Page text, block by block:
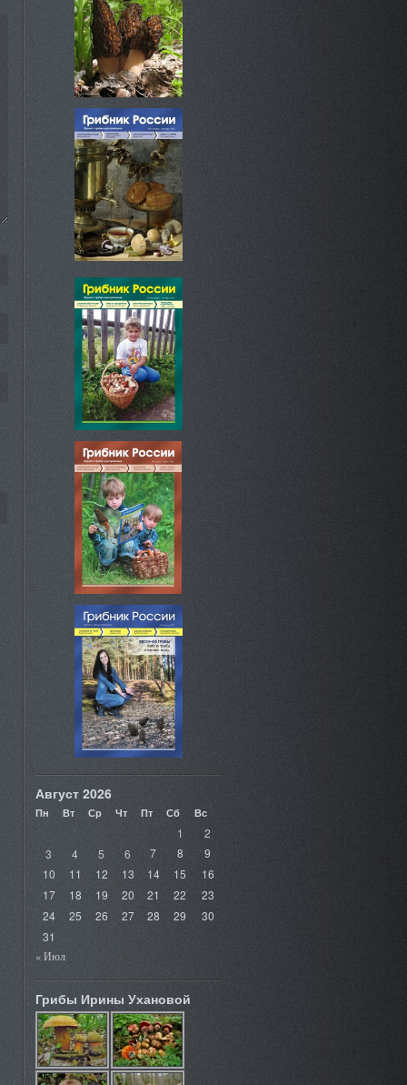
Август 2026
Пн Вт Ср Чт Пт Сб Вс
1
2
3
4 5 6 7 8
9
10
11 12 13 14 15
16
17
18 19 20 21 22
23
24
25 26 27 28 29
30
31
« Июл
Грибы Ирины Ухановой